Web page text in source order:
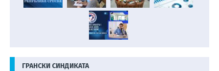
ГРАНСКИ СИНДИКАТА